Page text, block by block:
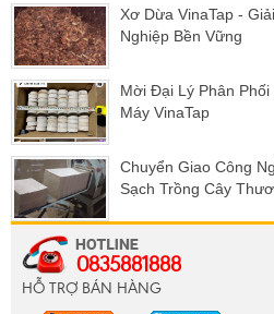
Xơ Dừa VinaTap -
Nghiệp Bền Vững
Mời Đại Lý Phân
Máy VinaTap
Chuyển Giao Công
Sạch Trồng Cây
0835881888
HỖ TRỢ BÁN HÀNG